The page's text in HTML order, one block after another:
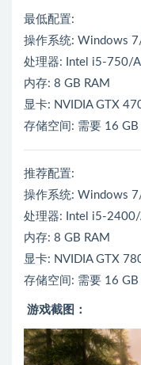
最低配置:
操作系统: Windows
处理器: Intel i5-750/
内存: 8 GB RAM
显卡: NVIDIA GTX
存储空间: 需要 16 GB
推荐配置:
操作系统: Windows
处理器: Intel i5-
内存: 8 GB RAM
显卡: NVIDIA GTX
存储空间: 需要 16 GB
游戏截图：